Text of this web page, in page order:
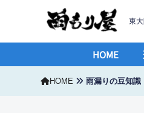
東
HOME
HOME 雨漏りの豆知識